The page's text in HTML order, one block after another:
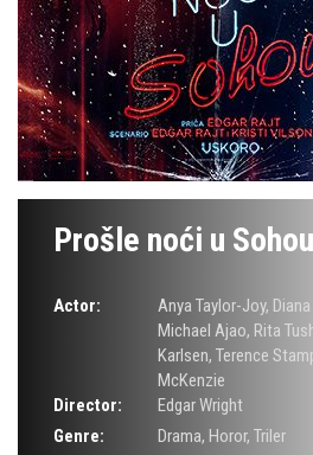
Prošle noći u Sohou
Actor: Anya Taylor-Joy,
Michael Ajao, Rita
Karlsen, Terence
McKenzie
Director:
Edgar Wright
Genre:
Drama, Horor, Triler